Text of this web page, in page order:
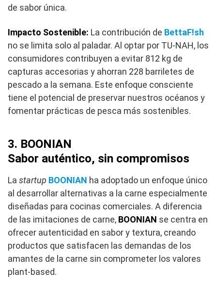
de sabor única.
Impacto Sostenible: La contribución de BettaF!sh
no se limita solo al paladar. Al optar por TU-NAH, los
consumidores contribuyen a evitar 812 kg de
capturas accesorias y ahorran 228 barriletes de
pescado a la semana. Este enfoque consciente
tiene el potencial de preservar nuestros océanos y
fomentar prácticas de pesca más sostenibles.
3. BOONIAN
Sabor auténtico, sin compromisos
La startup BOONIAN ha adoptado un enfoque único
al desarrollar alternativas a la carne especialmente
diseñadas para cocinas comerciales. A diferencia
de las imitaciones de carne, BOONIAN se centra en
ofrecer autenticidad en sabor y textura, creando
productos que satisfacen las demandas de los
amantes de la carne sin comprometer los valores
plant-based.